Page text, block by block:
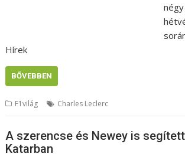
Hírek
BŐVEBBEN
F1világ Charles Leclerc
A szerencse és Newey is
Katarban